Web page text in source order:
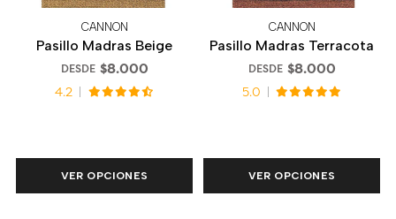
CANNON
Pasillo Madras Beige
DESDE $8.000
4.2
VER OPCIONES
CANNON
Pasillo Madras Terracota
DESDE $8.000
5.0
VER OPCIONES